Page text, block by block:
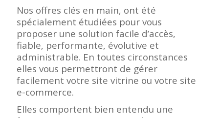
Nos offres clés en main, ont été
spécialement étudiées pour vous
proposer une solution facile d’accès,
fiable, performante, évolutive et
administrable. En toutes circonstances
elles vous permettront de gérer
facilement votre site vitrine ou votre site
e-commerce.
Elles comportent bien entendu une